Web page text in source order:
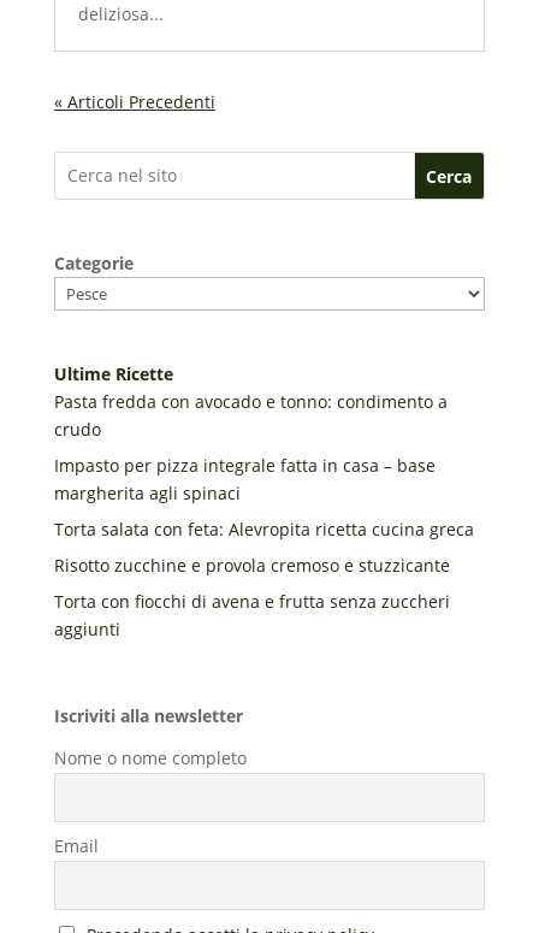
deliziosa...
« Articoli Precedenti
Cerca
Categorie
Ultime Ricette
Pasta fredda con avocado e tonno: condimento a
crudo
Impasto per pizza integrale fatta in casa – base
margherita agli spinaci
Torta salata con feta: Alevropita ricetta cucina greca
Risotto zucchine e provola cremoso e stuzzicante
Torta con fiocchi di avena e frutta senza zuccheri
aggiunti
Iscriviti alla newsletter
Nome o nome completo
Email